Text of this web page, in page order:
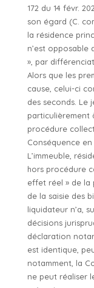
172 du 14 févr.
son égard (C.
la résidence
n’est opposable
», par
Alors que les
cause, celui-ci
des seconds. Le
particulièrement
procédure
Conséquence
L’immeuble,
hors procédure
effet réel » de la
de la saisie des
liquidateur n’a,
décisions
déclaration
est identique,
notamment, la
ne peut réaliser